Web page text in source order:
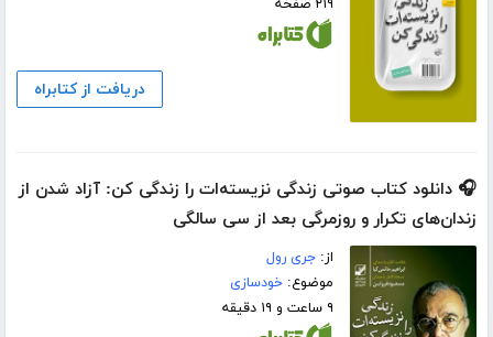
۲۱۹ صفحه
دریافت از کتابراه
🎧 دانلود کتاب صوتی زندگی نزیسته‌ات را زندگی کن: آزاد شدن از
زندان‌های تکرار و روزمرگی بعد از سی سالگی
از:جری رول
موضوع:خودسازی
۹ ساعت و ۱۹ دقیقه